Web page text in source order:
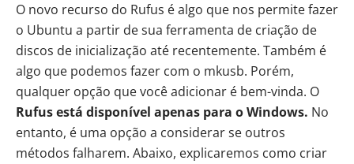
O novo recurso do Rufus é algo que nos permite fazer
o Ubuntu a partir de sua ferramenta de criação de
discos de inicialização até recentemente. Também é
algo que podemos fazer com o mkusb. Porém,
qualquer opção que você adicionar é bem-vinda. O
Rufus está disponível apenas para o Windows. No
entanto, é uma opção a considerar se outros
métodos falharem. Abaixo, explicaremos como criar